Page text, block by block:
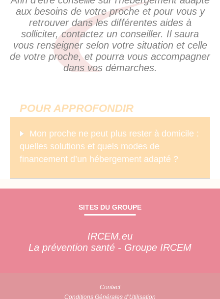
aux besoins de votre proche et pour vous y
retrouver dans les différentes aides à
solliciter, contactez un conseiller. Il saura
vous renseigner selon votre situation et celle
de votre proche, et pourra vous accompagner
dans vos démarches.
POUR APPROFONDIR
Mon proche ne peut plus rester à domicile :
quelles solutions et quels modes de
financement d’un hébergement adapté ?
SITES DU GROUPE
IRCEM.eu
La prévention santé - Groupe IRCEM
Contact
Conditions Générales d’Utilisation